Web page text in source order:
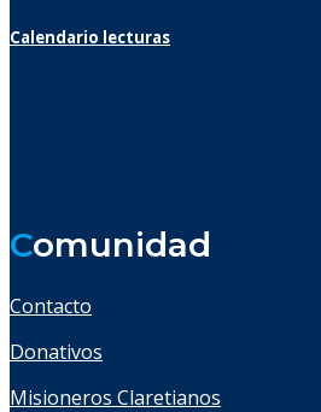
Calendario lecturas
Comunidad
Contacto
Donativos
Misioneros Claretianos